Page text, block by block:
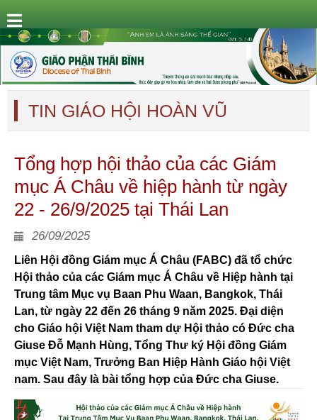
TIN GIÁO HỘI HOÀN VŨ
Tổng hợp hội thảo của các Giám
mục Á Châu về hiệp hành từ ngày
22 - 26/9/2025 tại Thái Lan
26/09/2025
Liên Hội đồng Giám mục Á Châu (FABC) đã tổ chức
Hội thảo của các Giám mục Á Châu về Hiệp hành tại
Trung tâm Mục vụ Baan Phu Waan, Bangkok, Thái
Lan, từ ngày 22 đến 26 tháng 9 năm 2025. Đại diện
cho Giáo hội Việt Nam tham dự Hội thảo có Đức cha
Giuse Đỗ Mạnh Hùng, Tổng Thư ký Hội đồng Giám
mục Việt Nam, Trưởng Ban Hiệp Hành Giáo hội Việt
nam. Sau đây là bài tổng hợp của Đức cha Giuse.